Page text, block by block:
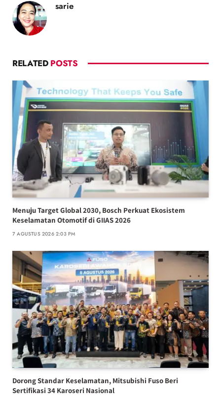
sarie
RELATED POSTS
Menuju Target Global 2030, Bosch Perkuat Ekosistem
Keselamatan Otomotif di GIIAS 2026
7 AGUSTUS 2026 2:03 PM
Dorong Standar Keselamatan, Mitsubishi Fuso Beri
Sertifikasi 34 Karoseri Nasional